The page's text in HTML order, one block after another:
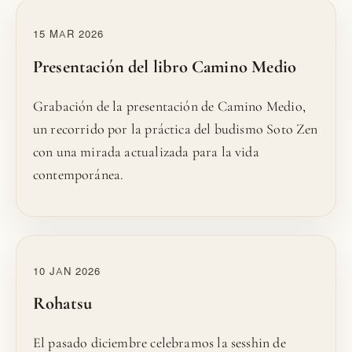
15 MAR 2026
Presentación del libro Camino Medio
Grabación de la presentación de Camino Medio,
un recorrido por la práctica del budismo Soto Zen
con una mirada actualizada para la vida
contemporánea.
10 JAN 2026
Rohatsu
El pasado diciembre celebramos la sesshin de